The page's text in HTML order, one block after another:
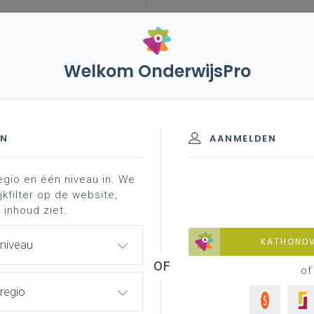
– stijgend aantal ongewettigde afwezigheden in gewoon
ongewettigde
Parlement deze legislatuur, relatief recent nog
2024(secundair onderwijs),
22 november 2023
Welkom OnderwijsPro
AANMELDEN
of
en één niveau in. We
op de website,
ziet.